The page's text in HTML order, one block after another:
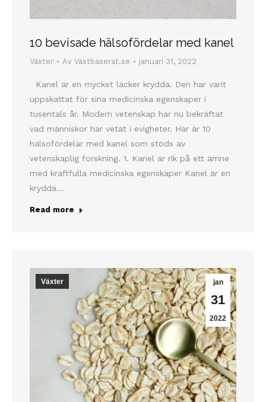
10 bevisade hälsofördelar med kanel
Växter Av Växtbaserat.se januari 31, 2022
Kanel är en mycket läcker krydda. Den har varit
uppskattat för sina medicinska egenskaper i
tusentals år. Modern vetenskap har nu bekräftat
vad människor har vetat i evigheter. Här är 10
hälsofördelar med kanel som stöds av
vetenskaplig forskning. 1. Kanel är rik på ett ämne
med kraftfulla medicinska egenskaper Kanel är en
krydda…
Read more
jan
31
2022
Växter